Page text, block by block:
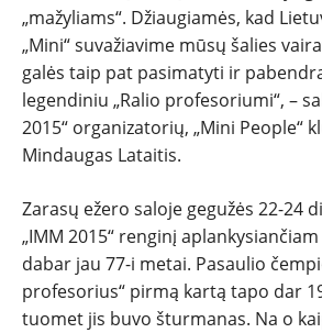
„mažyliams“. Džiaugiamės, kad
„Mini“ suvažiavime mūsų šalies
galės taip pat pasimatyti ir
legendiniu „Ralio profesoriumi“, –
2015“ organizatorių, „Mini People“
Mindaugas Lataitis.
Zarasų ežero saloje gegužės 22-24
„IMM 2015“ renginį
dabar jau 77-i metai. Pasaulio
profesorius“ pirmą kartą tapo dar
tuomet jis buvo šturmanas. Na o